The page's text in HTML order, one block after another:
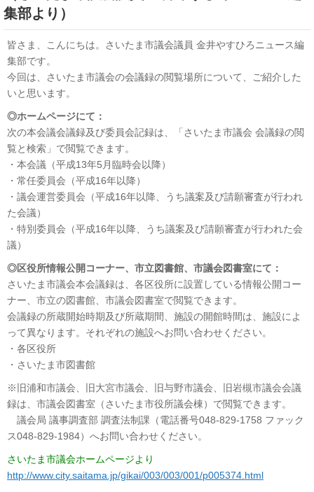
集部より）
皆さま、こんにちは。さいたま市議会議員 金井やすひろニュース編
集部です。
今回は、さいたま市議会の会議録の閲覧場所について、ご紹介した
いと思います。
◎ホームページにて：
次の本会議会議録及び委員会記録は、「さいたま市議会 会議録の閲
覧と検索」で閲覧できます。
・本会議（平成13年5月臨時会以降）
・常任委員会（平成16年以降）
・議会運営委員会（平成16年以降、うち議案及び請願審査が行われ
た会議）
・特別委員会（平成16年以降、うち議案及び請願審査が行われた会
議）
◎区役所情報公開コーナー、市立図書館、市議会図書室にて：
さいたま市議会本会議録は、各区役所に設置している情報公開コー
ナー、市立の図書館、市議会図書室で閲覧できます。
会議録の所蔵開始時期及び所蔵期間、施設の開館時間は、施設によ
って異なります。それぞれの施設へお問い合わせください。
・各区役所
・さいたま市図書館
※旧浦和市議会、旧大宮市議会、旧与野市議会、旧岩槻市議会会議
録は、市議会図書室（さいたま市役所議会棟）で閲覧できます。
議会局 議事調査部 調査法制課（電話番号048-829-1758 ファック
ス048-829-1984）へお問い合わせください。
さいたま市議会ホームページより
http://www.city.saitama.jp/gikai/003/003/001/p005374.html